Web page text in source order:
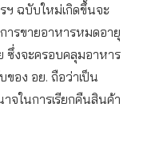
ฯ ฉบับใหม่เกิดขึ้นจะ
ารขายอาหารหมดอายุ
ซึ่งจะครอบคลุมอาหาร
ของ อย. ถือว่าเป็น
จในการเรียกคืนสินค้า